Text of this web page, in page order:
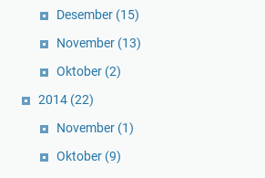
Desember (15)
November (13)
Oktober (2)
2014 (22)
November (1)
Oktober (9)